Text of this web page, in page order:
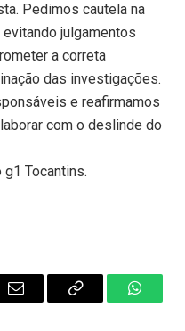
Pedimos cautela na
julgamentos
a correta
das investigações.
e reafirmamos
com o deslinde do
Tocantins.
Email
Copy